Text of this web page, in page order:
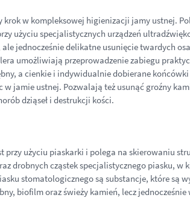
krok w kompleksowej higienizacji jamy ustnej.
użyciu specjalistycznych urządzeń
jednocześnie delikatne usunięcie twardych
umożliwiają przeprowadzenie zabiegu
a cienkie i indywidualnie dobierane
jamie ustnej. Pozwalają też usunąć groźny
dziąseł i destrukcji kości.
przy użyciu piaskarki i polega na skierowaniu
drobnych cząstek specjalistycznego piasku, w
stomatologicznego są substancje, które są
biofilm oraz świeży kamień, lecz